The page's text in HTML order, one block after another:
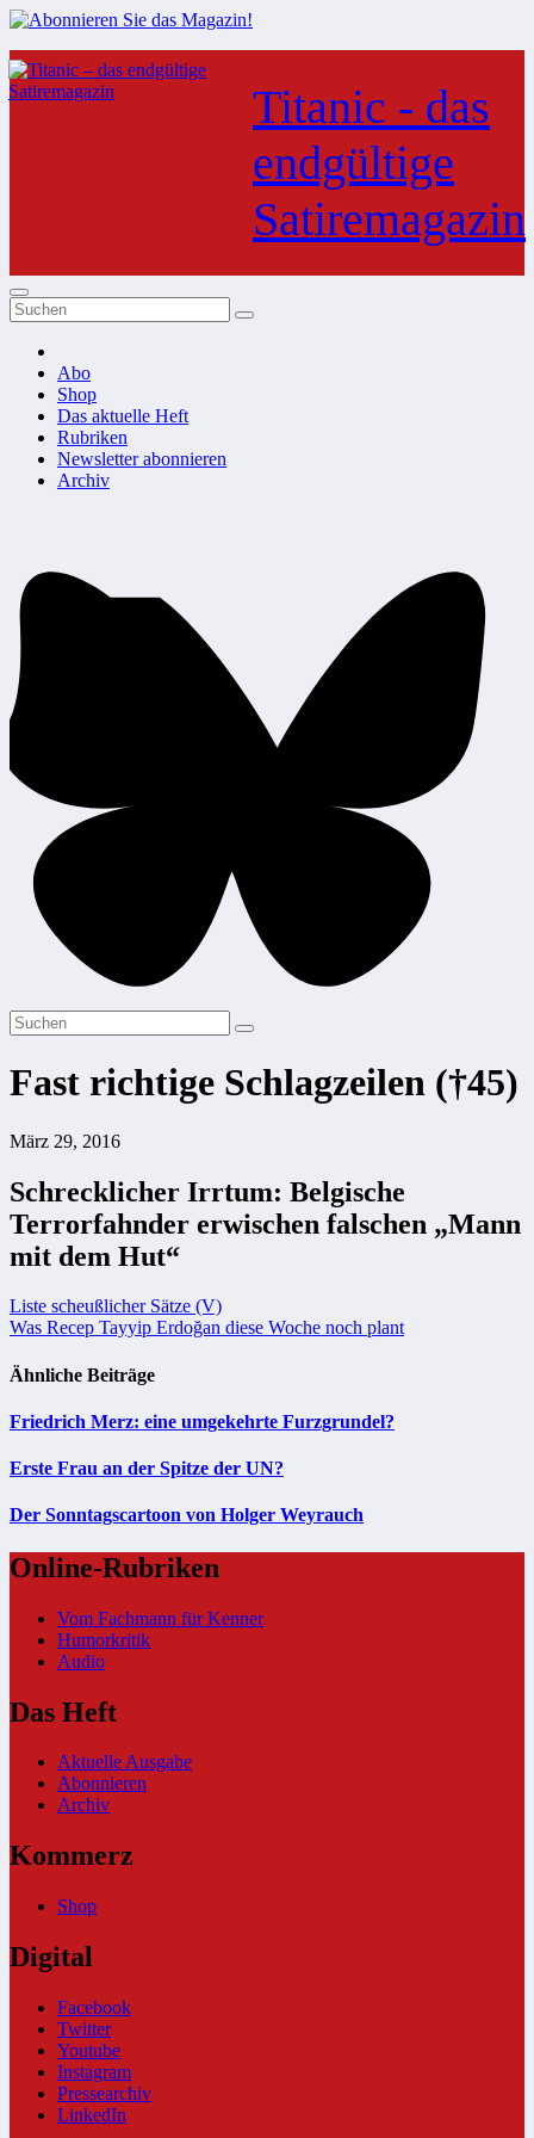
Zum
Inhalt
springen
Titanic - das
endgültige
Satiremagazin
Abo
Shop
Das aktuelle Heft
Rubriken
Newsletter abonnieren
Archiv
Fast richtige Schlagzeilen (†45)
März 29, 2016
Schrecklicher Irrtum: Belgische
Terrorfahnder erwischen falschen „Mann
mit dem Hut“
Beitragsnavigation
Liste scheußlicher Sätze (V)
Was Recep Tayyip Erdoğan diese Woche noch plant
Ähnliche Beiträge
Friedrich Merz: eine umgekehrte Furzgrundel?
Erste Frau an der Spitze der UN?
Der Sonntagscartoon von Holger Weyrauch
Online-Rubriken
Vom Fachmann für Kenner
Humorkritik
Audio
Das Heft
Aktuelle Ausgabe
Abonnieren
Archiv
Kommerz
Shop
Digital
Facebook
Twitter
Youtube
Instagram
Pressearchiv
LinkedIn